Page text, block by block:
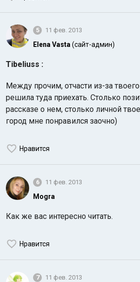
5 11 фев. 2013
Elena Vasta (сайт-админ)
Tibeliuss :
Между прочим, отчасти из-за
решила туда приехать. Столько
рассказе о нем, столько личной
город мне понравился заочно)
Нравится
6 11 фев. 2013
Mogra
Как же вас интересно читать.
Нравится
7 11 фев. 2013